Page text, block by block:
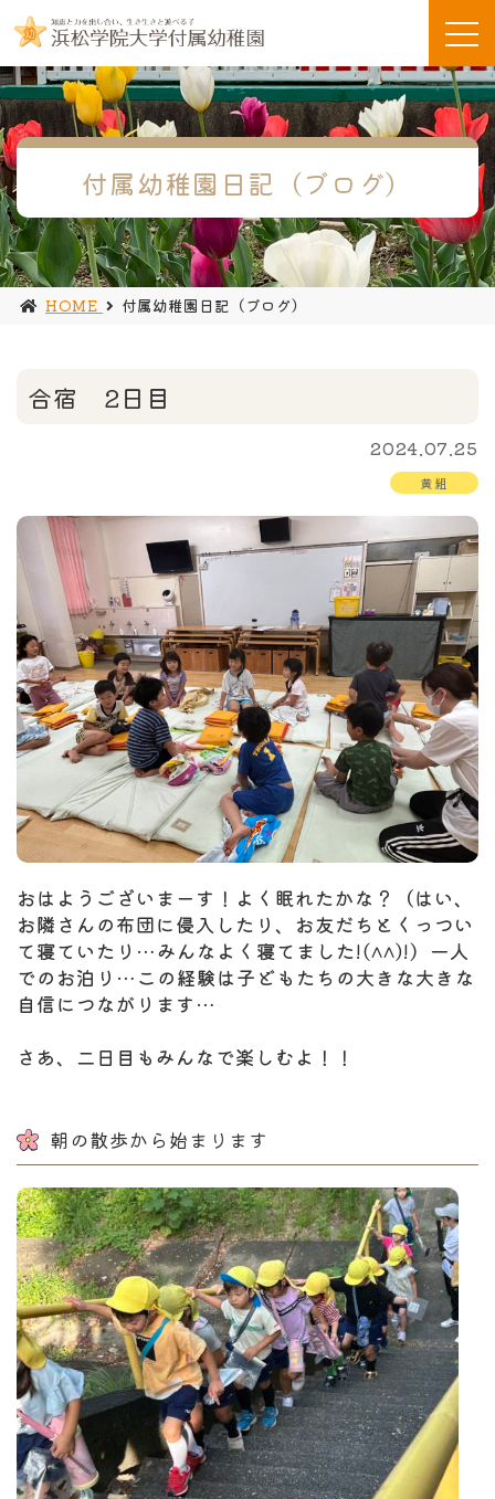
付属幼稚園日記（ブログ）
HOME 付属幼稚園日記（ブログ）
合宿 2日目
2024.07.25
黄組
おはようございまーす！よく眠れたかな？（はい、
お隣さんの布団に侵入したり、お友だちとくっつい
て寝ていたり…みんなよく寝てました!(^^)!）一人
でのお泊り…この経験は子どもたちの大きな大きな
自信につながります…
さあ、二日目もみんなで楽しむよ！！
朝の散歩から始まります